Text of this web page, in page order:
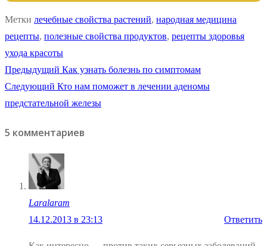
Метки лечебные свойства растений, народная медицина
рецепты, полезные свойства продуктов, рецепты здоровья
ухода красоты
Навигация
по
Предыдущий Предыдущая
запись:
Как узнать болезнь по симптомам
Следующий Следующая
запись:
Кто нам поможет в лечении аденомы
предстательной железы
5 комментариев
Laralaram
14.12.2013 в 23:13
Ответить